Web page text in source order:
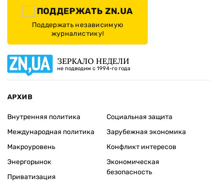
ПОДДЕРЖАТЬ ZN.UA
Поддержать независимую
журналистику!
ЗЕРКАЛО НЕДЕЛИ
не подводим с 1994-го года
АРХИВ
Внутренняя политика
Международная политика
Макроуровень
Энергорынок
Приватизация
Социальная защита
Зарубежная экономика
Конфликт интересов
Экономическая
безопасность